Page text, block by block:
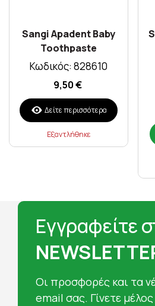
Sangi Apadent Baby
Toothpaste
Strawberry 55g
Κωδικός: 828610
9,50 €
Δείτε περισσότερα
Εξαντλήθηκε
Εγγραφείτε
Oι προσφορές και τα
email σας. Γίνετε